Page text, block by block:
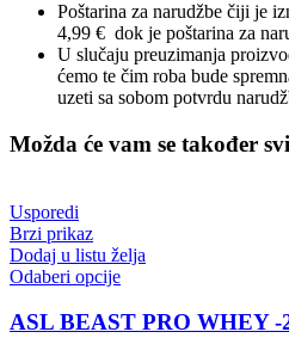
Poštarina za narudžbe čiji je
4,99 € dok je poštarina za
U slučaju preuzimanja
ćemo te čim roba bude
uzeti sa sobom potvrdu
Možda će vam se također
Usporedi
Brzi prikaz
Dodaj u listu želja
Odaberi opcije
ASL BEAST PRO WHEY -